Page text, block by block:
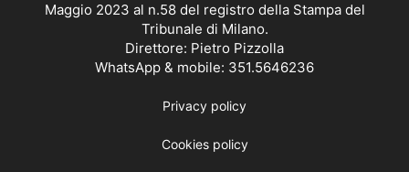
Maggio 2023 al n.58 del registro della Stampa del
Tribunale di Milano.
Direttore: Pietro Pizzolla
WhatsApp & mobile: 351.5646236
Privacy policy
Cookies policy